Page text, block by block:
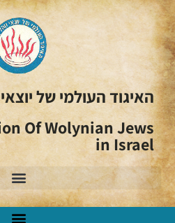
האיגוד העולמי של
Of Wolynian Jews
in Israel